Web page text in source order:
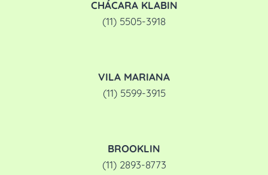
CHÁCARA KLABIN
(11) 5505-3918
VILA MARIANA
(11) 5599-3915
BROOKLIN
(11) 2893-8773